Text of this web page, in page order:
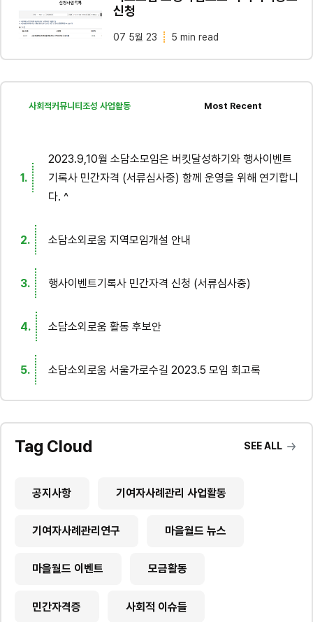
신청
07 5월 23 5 min read
사회적커뮤니티조성 사업활동 Most Recent
2023.9,10월 소담소모임은 버킷달성하기와 행사이벤트
기록사 민간자격 (서류심사중) 함께 운영을 위해 연기합니
다. ^
소담소외로움 지역모임개설 안내
행사이벤트기록사 민간자격 신청 (서류심사중)
소담소외로움 활동 후보안
소담소외로움 서울가로수길 2023.5 모임 회고록
Tag Cloud SEE ALL
공지사항 기여자사례관리 사업활동
기여자사례관리연구 마을월드 뉴스
마을월드 이벤트 모금활동
민간자격증 사회적 이슈들